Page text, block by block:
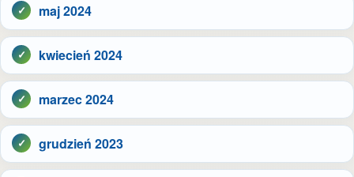
maj 2024
kwiecień 2024
marzec 2024
grudzień 2023